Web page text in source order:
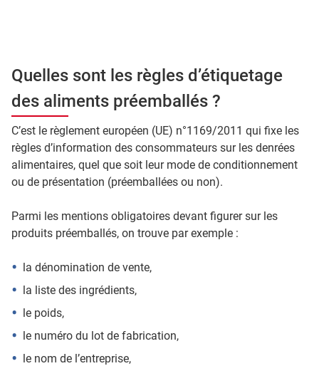
Quelles sont les règles d’étiquetage
des aliments préemballés ?
C’est le règlement européen (UE) n°1169/2011 qui fixe les
règles d’information des consommateurs sur les denrées
alimentaires, quel que soit leur mode de conditionnement
ou de présentation (préemballées ou non).
Parmi les mentions obligatoires devant figurer sur les
produits préemballés, on trouve par exemple :
la dénomination de vente,
la liste des ingrédients,
le poids,
le numéro du lot de fabrication,
le nom de l’entreprise,